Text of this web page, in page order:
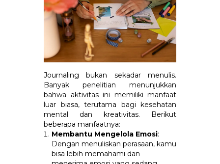
Journaling bukan sekadar menulis.
Banyak penelitian menunjukkan
bahwa aktivitas ini memiliki manfaat
luar biasa, terutama bagi kesehatan
mental dan kreativitas. Berikut
beberapa manfaatnya:
Membantu Mengelola Emosi:
Dengan menuliskan perasaan, kamu
bisa lebih memahami dan